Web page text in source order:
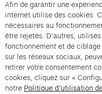
Cartier et Compagnie
La grande visite
Compagnie .
Imprint of the organizer
Afin de garantir une
internet utilise des cookies.
nécessaires au
être rejetés. D’autres,
fonctionnement et de
sur les réseaux sociaux,
retirer votre consentement
cookies, cliquez sur «
notre Politique d’utilisation